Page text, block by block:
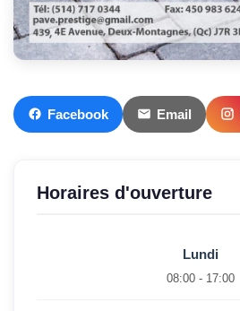
Facebook Email
Horaires d'ouverture
Lundi
08:00 - 17:00